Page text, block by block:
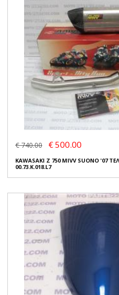
€ 740.00 € 500.00
KAWASAKI Z 750 MIVV SUONO '07
00.73.K.018.L7